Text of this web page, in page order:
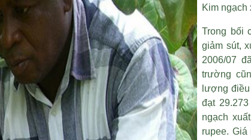
Kim ngạch
Trong bối
giảm sút,
2006/07
trường
lượng
đạt
ngạch
rupee.